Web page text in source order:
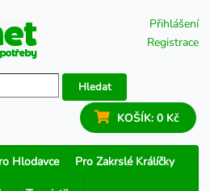
Přihlášení
Registrace
Hledat
KOŠÍK: 0 Kč
Hlodavce Pro Zakrslé Králíčky